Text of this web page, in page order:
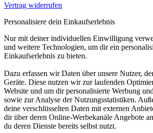
Vertrag widerrufen
Personalisiere dein Einkaufserlebnis
Nur mit deiner individuellen Einwilligung
und weitere Technologien, um dir ein
Einkaufserlebnis zu bieten.
Dazu erfassen wir Daten über unsere Nutzer,
Geräte. Diese nutzen wir zur laufenden
Website und um dir personalisierte Werbung
sowie zur Analyse der Nutzungsstatistiken.
deine verschlüsselten Daten mit externen
dir über deren Online-Werbekanäle Angebote
du deren Dienste bereits selbst nutzt.